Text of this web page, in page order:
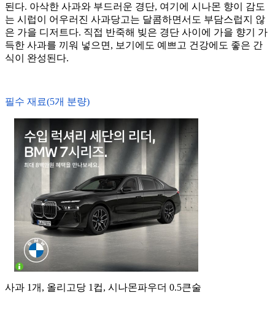
된다. 아삭한 사과와 부드러운 경단, 여기에 시나몬 향이 감도
는 시럽이 어우러진 사과당고는 달콤하면서도 부담스럽지 않
은 가을 디저트다. 직접 반죽해 빚은 경단 사이에 가을 향기 가
득한 사과를 끼워 넣으면, 보기에도 예쁘고 건강에도 좋은 간
식이 완성된다.
필수 재료(5개 분량)
사과 1개, 올리고당 1컵, 시나몬파우더 0.5큰술